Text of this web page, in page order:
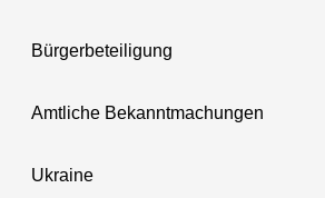
Bürgerbeteiligung
Amtliche Bekanntmachungen
Ukraine